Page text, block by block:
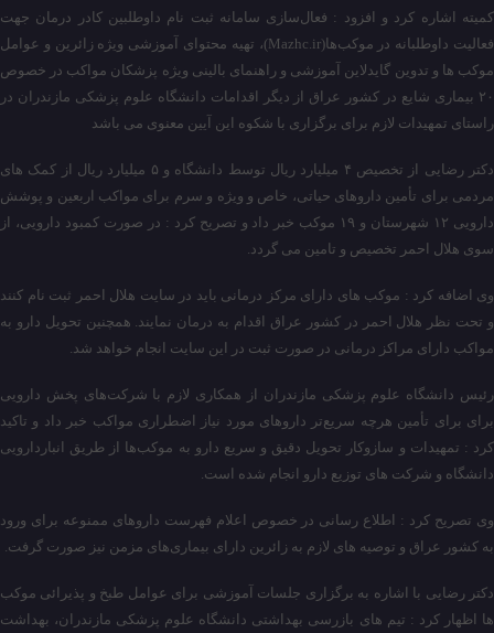
کمیته اشاره کرد و افزود : فعال‌سازی سامانه ثبت نام داوطلبین کادر درمان جهت
فعالیت داوطلبانه در موکب‌ها(Mazhc.ir)، تهیه محتوای آموزشی ویژه زائرین و عوامل
موکب ها و تدوین گایدلاین آموزشی و راهنمای بالینی ویژه پزشکان مواکب در خصوص
۲۰ بیماری شایع در کشور عراق از دیگر اقدامات دانشگاه علوم پزشکی مازندران در
راستای تمهیدات لازم برای برگزاری با شکوه این آیین معنوی می باشد
دکتر رضایی از تخصیص ۴ میلیارد ریال توسط دانشگاه و ۵ میلیارد ریال از کمک های
مردمی برای تأمین داروهای حیاتی، خاص و ویژه و سرم برای مواکب اربعین و پوشش
دارویی ۱۲ شهرستان و ۱۹ موکب خبر داد و تصریح کرد : در صورت کمبود دارویی، از
سوی هلال احمر تخصیص و تامین می گردد.
وی اضافه کرد : موکب های دارای مرکز درمانی باید در سایت هلال احمر ثبت نام کنند
و تحت نظر هلال احمر در کشور عراق اقدام به درمان نمایند. همچنین تحویل دارو به
مواکب دارای مراکز درمانی در صورت ثبت در این سایت انجام خواهد شد.
رئیس دانشگاه علوم پزشکی مازندران از همکاری لازم با شرکت‌های پخش دارویی
برای برای تأمین هرچه سریع‌تر داروهای مورد نیاز اضطراری مواکب خبر داد و تاکید
کرد : تمهیدات و سازوکار تحویل دقیق و سریع دارو به موکب‌ها از طریق انباردارویی
دانشگاه و شرکت های توزیع دارو انجام شده است.
وی تصریح کرد : اطلاع رسانی در خصوص اعلام فهرست داروهای ممنوعه برای ورود
به کشور عراق و توصیه های لازم به زائرین دارای بیماری‌های مزمن نیز صورت گرفت.
دکتر رضایی با اشاره به برگزاری جلسات آموزشی برای عوامل طبخ و پذیرائی موکب
ها اظهار کرد : تیم های بازرسی بهداشتی دانشگاه علوم پزشکی مازندران، بهداشت